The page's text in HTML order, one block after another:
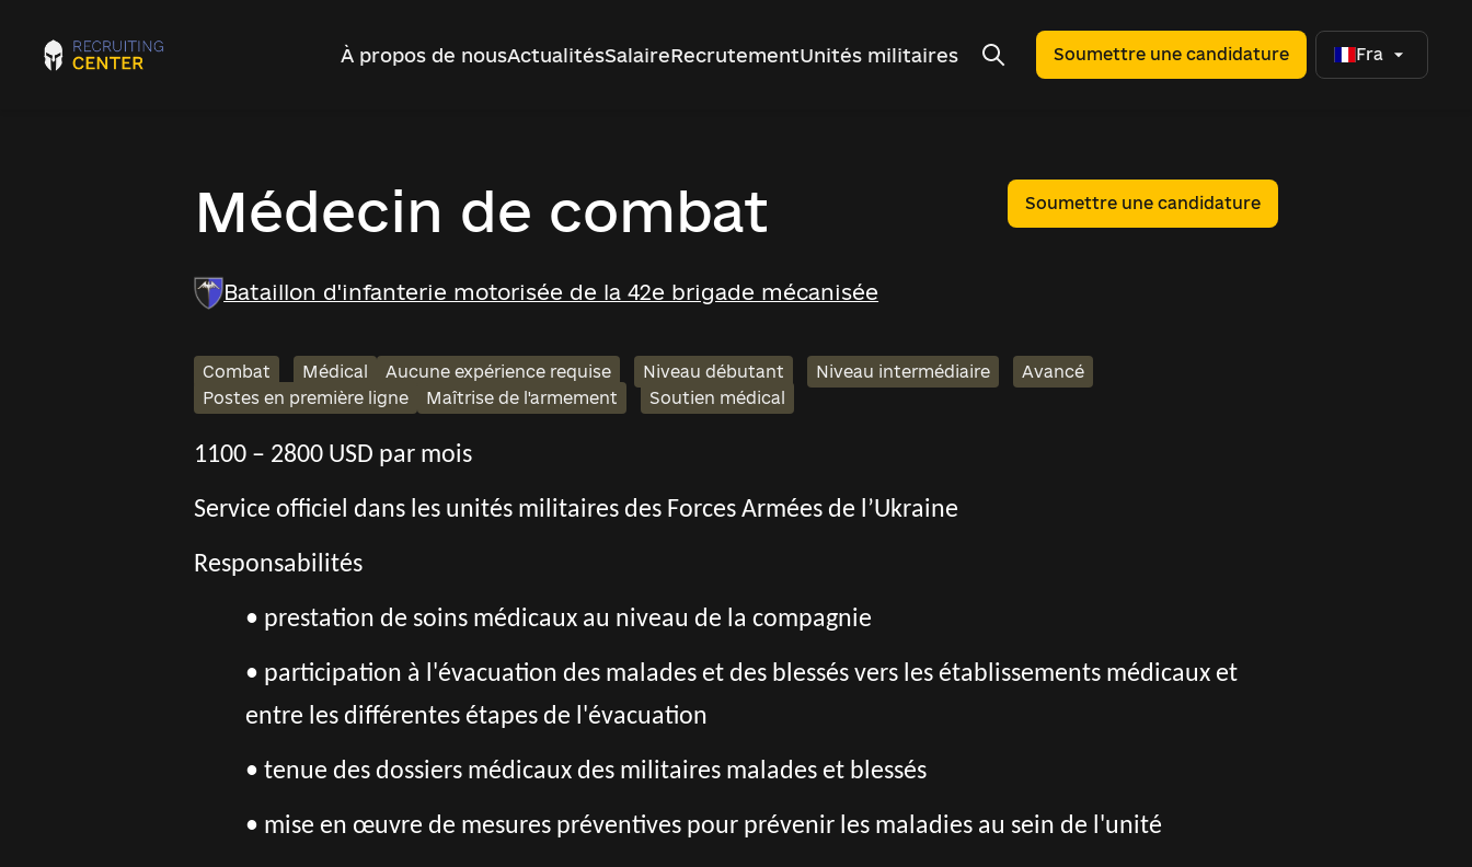
À propos de nousActualitésSalaireRecrutementUnités militaires Soumettre une candidature Fra
Médecin de combat Soumettre une candidature
Bataillon d'infanterie motorisée de la 42e brigade mécanisée
Combat Médical Aucune expérience requise Niveau débutant Niveau intermédiaire
Avancé
Postes en première ligne
Maîtrise de l'armement Soutien médical
1100 – 2800 USD par mois
Service officiel dans les unités militaires des Forces Armées de l’Ukraine
Responsabilités
• prestation de soins médicaux au niveau de la compagnie
• participation à l'évacuation des malades et des blessés vers les établissements médicaux et
entre les différentes étapes de l'évacuation
• tenue des dossiers médicaux des militaires malades et blessés
• mise en œuvre de mesures préventives pour prévenir les maladies au sein de l'unité